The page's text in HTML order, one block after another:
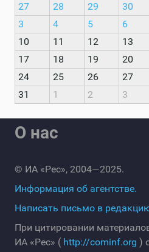
27
28 29 30
3
4 5 6
10
11 12 13
17
18 19 20
24
25 26 27
31
1 2 3
О нас
© ИА «Рес», 2004—2025.
Информация об агентстве.
Написать письмо в
При цитировании
ИА «Рес» ( http://cominf.org )